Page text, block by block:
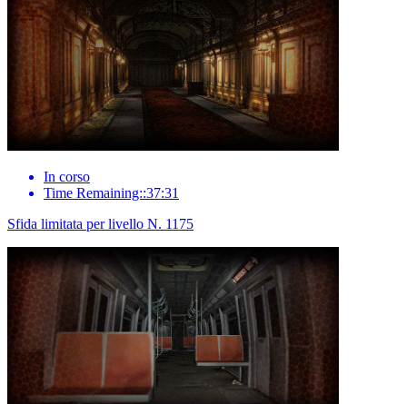
In corso
Time Remaining::37:31
Sfida limitata per livello N. 1175